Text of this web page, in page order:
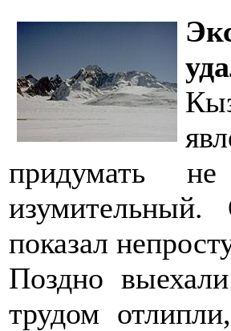
придумать
изумительный.
показал
Поздно
трудом